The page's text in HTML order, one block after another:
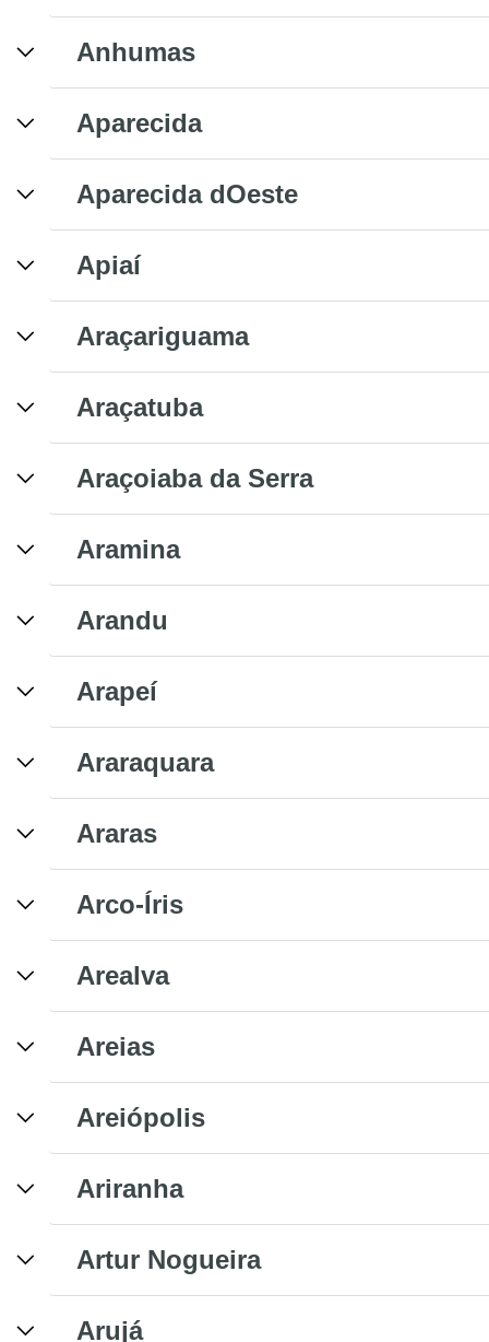
Anhumas
Aparecida
Aparecida dOeste
Apiaí
Araçariguama
Araçatuba
Araçoiaba da Serra
Aramina
Arandu
Arapeí
Araraquara
Araras
Arco-Íris
Arealva
Areias
Areiópolis
Ariranha
Artur Nogueira
Arujá